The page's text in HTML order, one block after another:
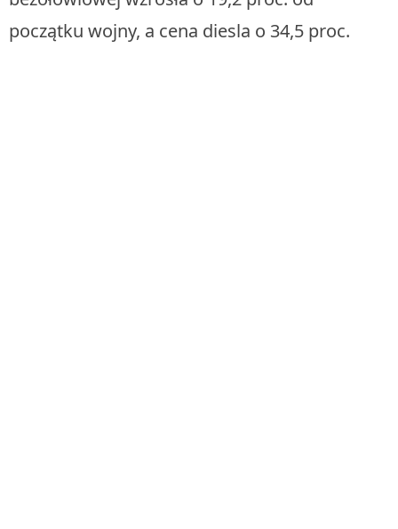
początku wojny, a cena diesla o 34,5 proc.